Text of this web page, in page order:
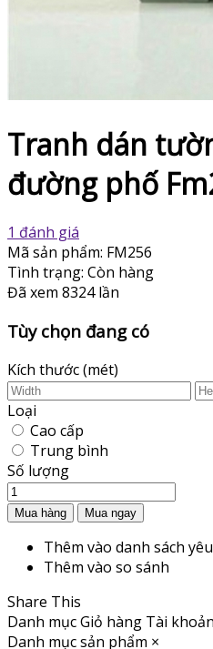
Tranh dán
đường phố
1 đánh giá
Mã sản phẩm: FM256
Tình trạng: Còn hàng
Đã xem 8324 lần
Tùy chọn đang có
Kích thước (mét)
Loại
Cao cấp
Trung bình
Số lượng
Thêm vào danh sách
Thêm vào so sánh
Share This
Danh mụcGiỏ hàng Tài khoản
Danh mục sản phẩm ×